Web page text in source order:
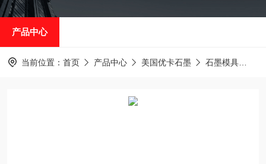
产品中心
当前位置： 首页 产品中心 美国优卡石墨 石墨模具